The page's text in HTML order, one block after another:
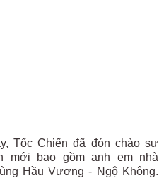
Tốc Chiến đã đón chào sự
mới bao gồm anh em nhà
Hầu Vương - Ngộ Không.